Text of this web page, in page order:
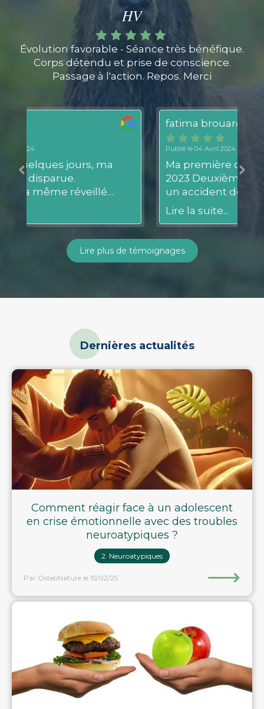
HV
Évolution favorable - Séance très bénéfique.
Corps détendu et prise de conscience.
Passage à l'action. Repos. Merci
Ma première consultation en Août
2023 Deuxième avril 2024 d après
un accident de la route Que dire c
est ce n est qu elle a des mains de
Lire plus de témoignages
Dernières actualités
Comment réagir face à un adolescent
en crise émotionnelle avec des troubles
neuroatypiques ?
2. Neuroatypiques
Par OsteoNature le 15/02/25 ⟶